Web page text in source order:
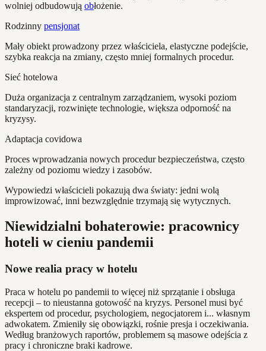
wolniej odbudowują obłożenie.
Rodzinny pensjonat
Mały obiekt prowadzony przez właściciela, elastyczne podejście,
szybka reakcja na zmiany, często mniej formalnych procedur.
Sieć hotelowa
Duża organizacja z centralnym zarządzaniem, wysoki poziom
standaryzacji, rozwinięte technologie, większa odporność na
kryzysy.
Adaptacja covidowa
Proces wprowadzania nowych procedur bezpieczeństwa, często
zależny od poziomu wiedzy i zasobów.
Wypowiedzi właścicieli pokazują dwa światy: jedni wolą
improwizować, inni bezwzględnie trzymają się wytycznych.
Niewidzialni bohaterowie: pracownicy
hoteli w cieniu pandemii
Nowe realia pracy w hotelu
Praca w hotelu po pandemii to więcej niż sprzątanie i obsługa
recepcji – to nieustanna gotowość na kryzys. Personel musi być
ekspertem od procedur, psychologiem, negocjatorem i... własnym
adwokatem. Zmieniły się obowiązki, rośnie presja i oczekiwania.
Według branżowych raportów, problemem są masowe odejścia z
pracy i chroniczne braki kadrowe.